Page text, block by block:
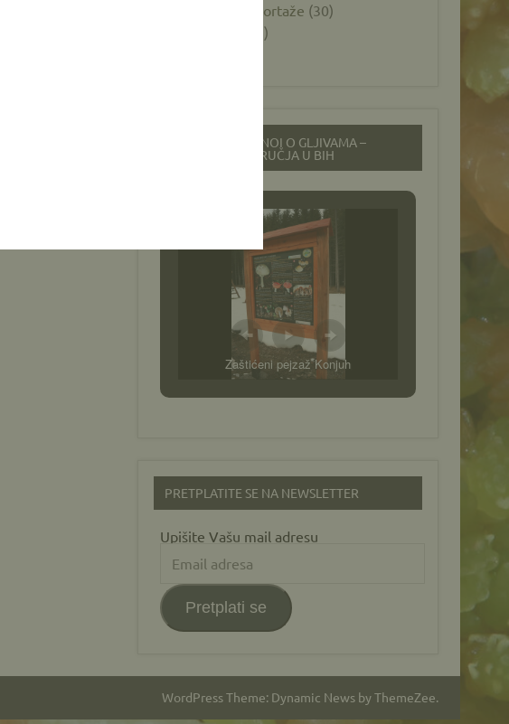
Novosti i reportaže (30)
(12)
EDUKACIJSKI PANOI O GLJIVAMA –
ZAŠTIĆENA PODRUČJA U BIH
Zaštićeni pejzaž Konjuh
PRETPLATITE SE NA NEWSLETTER
Upišite Vašu mail adresu
adresa
Pretplati se
WordPress Theme: Dynamic News by ThemeZee.